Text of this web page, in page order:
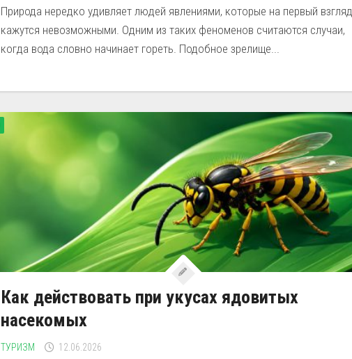
Природа нередко удивляет людей явлениями, которые на первый взгляд
кажутся невозможными. Одним из таких феноменов считаются случаи,
когда вода словно начинает гореть. Подобное зрелище...
Как действовать при укусах ядовитых
насекомых
ТУРИЗМ 12.06.2026